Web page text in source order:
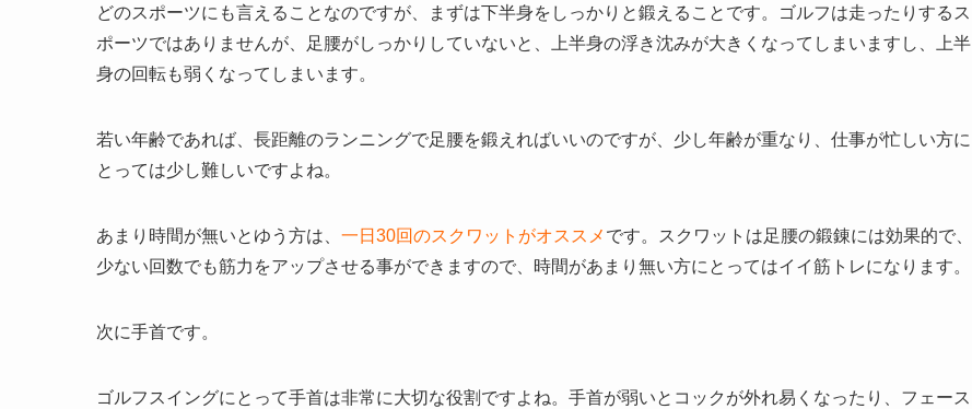
どのスポーツにも言えることなのですが、まずは下半身をしっかりと鍛えることです。ゴルフは走ったりするス
ポーツではありませんが、足腰がしっかりしていないと、上半身の浮き沈みが大きくなってしまいますし、上半
身の回転も弱くなってしまいます。
若い年齢であれば、長距離のランニングで足腰を鍛えればいいのですが、少し年齢が重なり、仕事が忙しい方に
とっては少し難しいですよね。
あまり時間が無いとゆう方は、 一日30回のスクワットがオススメ です。スクワットは足腰の鍛錬には効果的で、
少ない回数でも筋力をアップさせる事ができますので、時間があまり無い方にとってはイイ筋トレになります。
次に手首です。
ゴルフスイングにとって手首は非常に大切な役割ですよね。手首が弱いとコックが外れ易くなったり、フェース